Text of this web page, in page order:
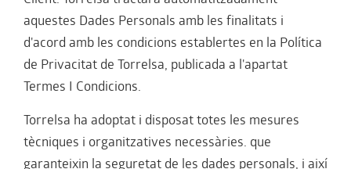
aquestes Dades Personals amb les finalitats i
d'acord amb les condicions establertes en la Política
de Privacitat de Torrelsa, publicada a l'apartat
Termes I Condicions.
Torrelsa ha adoptat i disposat totes les mesures
tècniques i organitzatives necessàries. que
garanteixin la seguretat de les dades personals, i així